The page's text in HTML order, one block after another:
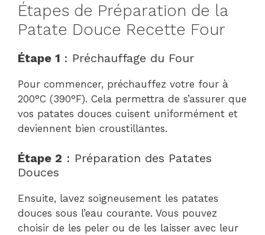
Étapes de Préparation de la
Patate Douce Recette Four
Étape 1 : Préchauffage du Four
Pour commencer, préchauffez votre four à
200°C (390°F). Cela permettra de s’assurer que
vos patates douces cuisent uniformément et
deviennent bien croustillantes.
Étape 2 : Préparation des Patates
Douces
Ensuite, lavez soigneusement les patates
douces sous l’eau courante. Vous pouvez
choisir de les peler ou de les laisser avec leur